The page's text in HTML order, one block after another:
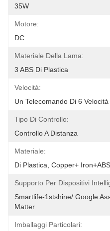
35W
Motore:
DC
Materiale Della Lama:
3 ABS Di Plastica
Velocità:
Un Telecomando Di 6 Velocità
Tipo Di Controllo:
Controllo A Distanza
Materiale:
Di Plastica, Copper+ Iron+ABS
Supporto Per Dispositivi
Smartlife-1stshine/ Google
Matter
Imballaggi Particolari: